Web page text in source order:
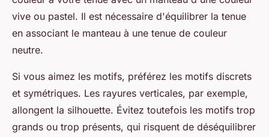
vive ou pastel. Il est nécessaire d'équilibrer la tenue
en associant le manteau à une tenue de couleur
neutre.
Si vous aimez les motifs, préférez les motifs discrets
et symétriques. Les rayures verticales, par exemple,
allongent la silhouette. Évitez toutefois les motifs trop
grands ou trop présents, qui risquent de déséquilibrer